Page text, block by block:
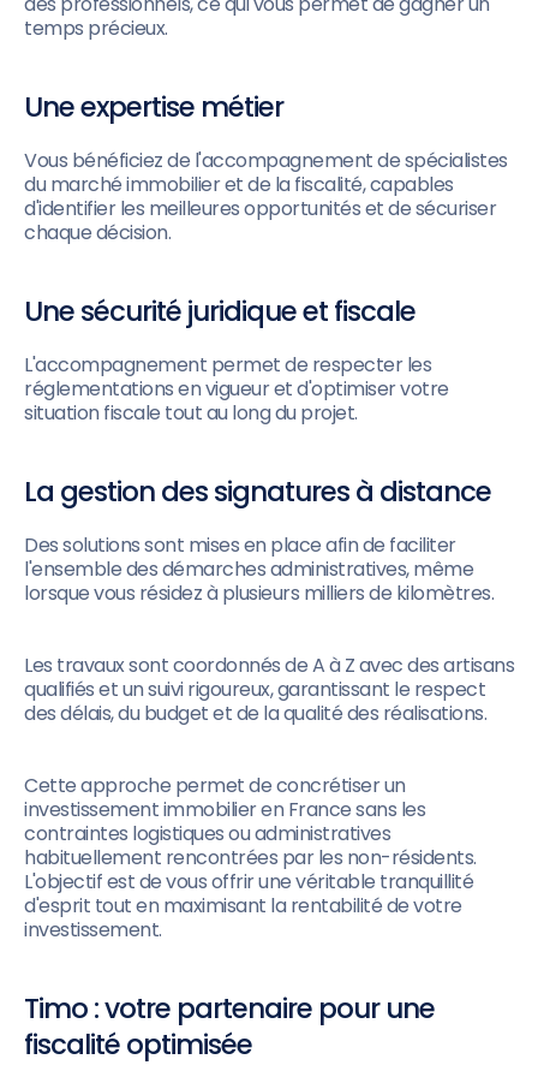
temps précieux.
Une expertise métier
Vous bénéficiez de l'accompagnement de spécialistes
du marché immobilier et de la fiscalité, capables
d'identifier les meilleures opportunités et de sécuriser
chaque décision.
Une sécurité juridique et fiscale
L'accompagnement permet de respecter les
réglementations en vigueur et d'optimiser votre
situation fiscale tout au long du projet.
La gestion des signatures à distance
Des solutions sont mises en place afin de faciliter
l'ensemble des démarches administratives, même
lorsque vous résidez à plusieurs milliers de kilomètres.
Les travaux sont coordonnés de A à Z avec des artisans
qualifiés et un suivi rigoureux, garantissant le respect
des délais, du budget et de la qualité des réalisations.
Cette approche permet de concrétiser un
investissement immobilier en France sans les
contraintes logistiques ou administratives
habituellement rencontrées par les non-résidents.
L'objectif est de vous offrir une véritable tranquillité
d'esprit tout en maximisant la rentabilité de votre
investissement.
Timo : votre partenaire pour une
fiscalité optimisée